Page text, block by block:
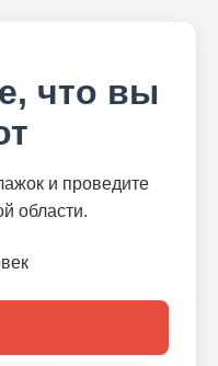
что вы
и проведите
области.